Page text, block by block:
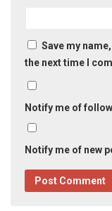
Save my
the next time I
Notify me of
Notify me of new